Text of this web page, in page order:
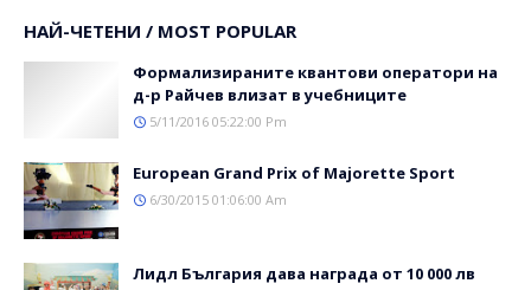
НАЙ-ЧЕТЕНИ / MOST POPULAR
Формализираните квантови оператори на
д-р Райчев влизат в учебниците
5/11/2016 05:22:00 Pm
Еuropean Grand Prix of Majorette Sport
6/30/2015 01:06:00 Am
Лидл България дава награда от 10 000 лв